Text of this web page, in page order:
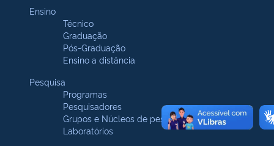
Ensino
Técnico
Graduação
Pós-Graduação
Ensino a distância
Pesquisa
Programas
Pesquisadores
Grupos e Núcleos de pesquisa
Laboratórios